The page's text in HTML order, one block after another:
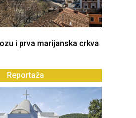
i prva marijanska crkva
Reportaža